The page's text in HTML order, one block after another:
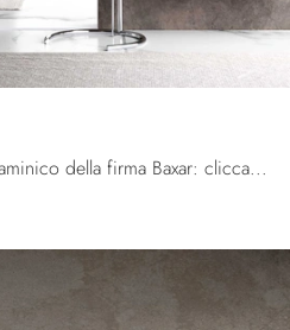
mobili bagno sospesi in melaminico della firma Baxar: clicca e scopri l'arredo bagno moderno M3 System 314 per il tuo bagno.